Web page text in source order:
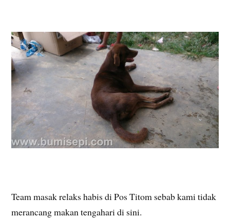
Team masak relaks habis di Pos Titom sebab kami tidak
merancang makan tengahari di sini.